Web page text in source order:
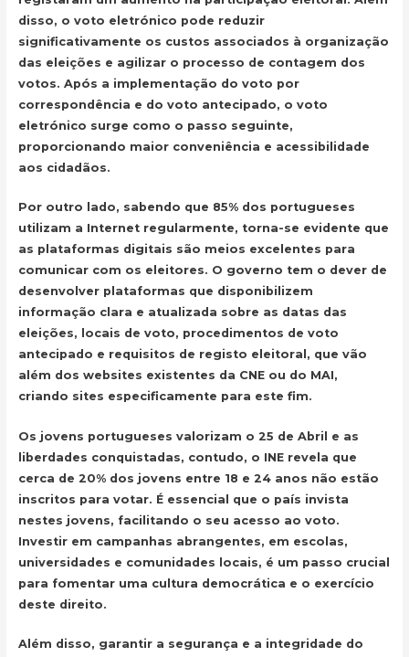
disso, o voto eletrónico pode reduzir
significativamente os custos associados à organização
das eleições e agilizar o processo de contagem dos
votos. Após a implementação do voto por
correspondência e do voto antecipado, o voto
eletrónico surge como o passo seguinte,
proporcionando maior conveniência e acessibilidade
aos cidadãos.
Por outro lado, sabendo que 85% dos portugueses
utilizam a Internet regularmente, torna-se evidente que
as plataformas digitais são meios excelentes para
comunicar com os eleitores. O governo tem o dever de
desenvolver plataformas que disponibilizem
informação clara e atualizada sobre as datas das
eleições, locais de voto, procedimentos de voto
antecipado e requisitos de registo eleitoral, que vão
além dos websites existentes da CNE ou do MAI,
criando sites especificamente para este fim.
Os jovens portugueses valorizam o 25 de Abril e as
liberdades conquistadas, contudo, o INE revela que
cerca de 20% dos jovens entre 18 e 24 anos não estão
inscritos para votar. É essencial que o país invista
nestes jovens, facilitando o seu acesso ao voto.
Investir em campanhas abrangentes, em escolas,
universidades e comunidades locais, é um passo crucial
para fomentar uma cultura democrática e o exercício
deste direito.
Além disso, garantir a segurança e a integridade do